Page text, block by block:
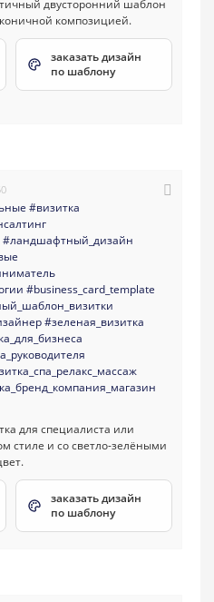
заказать дизайн
по шаблону
#визитка
#ландшафтный_дизайн
#business_card_template
#зеленая_визитка
заказать дизайн
по шаблону